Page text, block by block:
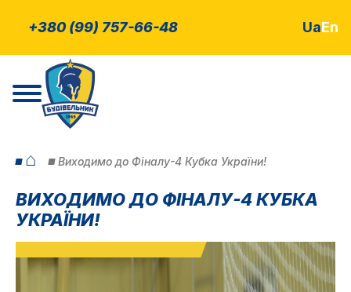
+380 (99) 757-66-48 UaEn
⌂ Виходимо до Фіналу-4 Кубка України!
ВИХОДИМО ДО ФІНАЛУ-4 КУБКА
УКРАЇНИ!